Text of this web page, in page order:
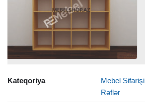
Kateqoriya
Mebel Sifarişi
Rəflər